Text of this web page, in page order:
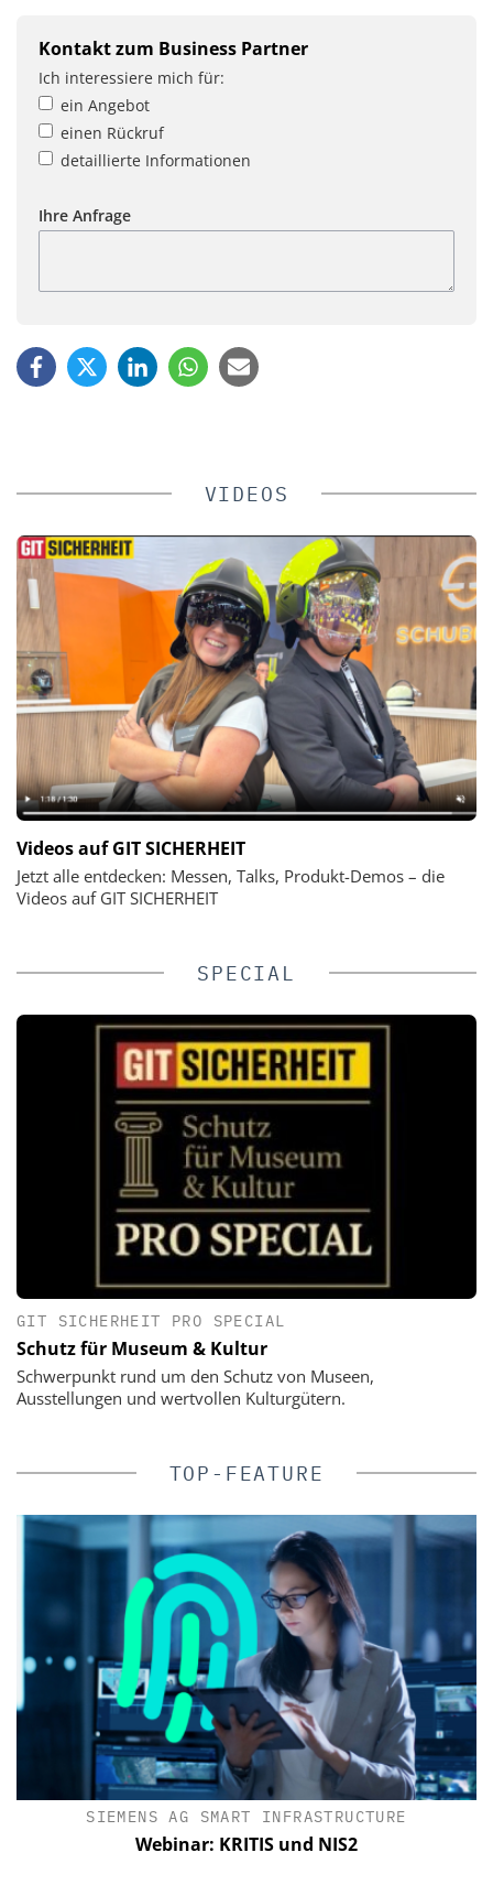
Kontakt zum Business Partner
Ich interessiere mich für:
ein Angebot
einen Rückruf
detaillierte Informationen
Ihre Anfrage
VIDEOS
Videos auf GIT SICHERHEIT
Jetzt alle entdecken: Messen, Talks, Produkt-Demos – die
Videos auf GIT SICHERHEIT
SPECIAL
GIT SICHERHEIT PRO SPECIAL
Schutz für Museum & Kultur
Schwerpunkt rund um den Schutz von Museen,
Ausstellungen und wertvollen Kulturgütern.
TOP-FEATURE
SIEMENS AG SMART INFRASTRUCTURE
Webinar: KRITIS und NIS2